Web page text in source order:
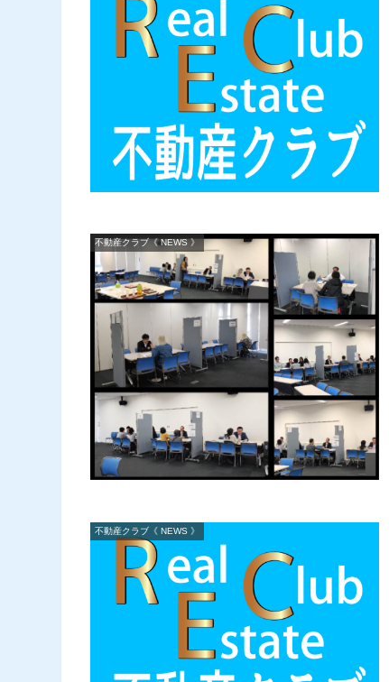
不動産クラブ《 NEWS 》
不動産クラブ《 NEWS 》